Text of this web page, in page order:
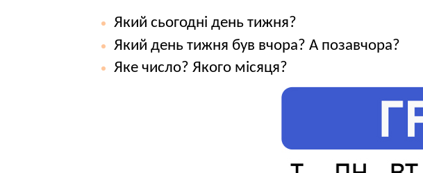
Який сьогодні день тижня?
Який день тижня був вчора? А позавчора?
Яке число? Якого місяця?